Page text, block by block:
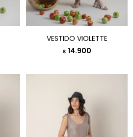
VESTIDO VIOLETTE
$ 14.900